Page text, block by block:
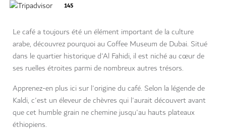
145
Le café a toujours été un élément important de la culture
arabe, découvrez pourquoi au Coffee Museum de Dubai. Situé
dans le quartier historique d'Al Fahidi, il est niché au cœur de
ses ruelles étroites parmi de nombreux autres trésors.
Apprenez-en plus ici sur l'origine du café. Selon la légende de
Kaldi, c'est un éleveur de chèvres qui l'aurait découvert avant
que cet humble grain ne chemine jusqu'au hauts plateaux
éthiopiens.